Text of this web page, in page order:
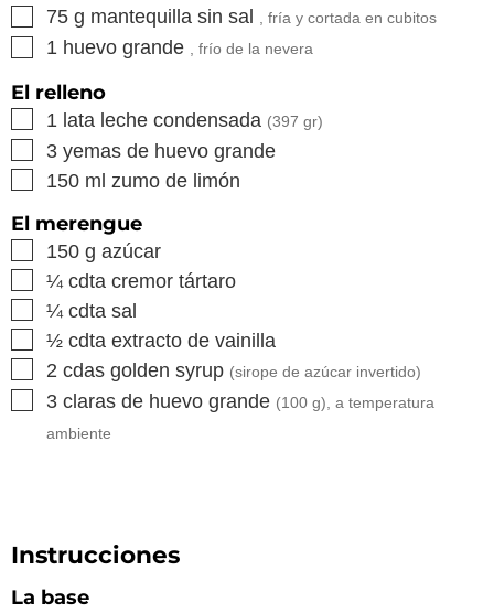
▢
75 g mantequilla sin sal , fría y cortada en cubitos
▢
1 huevo grande , frío de la nevera
El relleno
▢
1 lata leche condensada (397 gr)
▢
3 yemas de huevo grande
▢
150 ml zumo de limón
El merengue
▢
150 g azúcar
▢
¼ cdta cremor tártaro
▢
¼ cdta sal
▢
½ cdta extracto de vainilla
▢
2 cdas golden syrup (sirope de azúcar invertido)
▢
3 claras de huevo grande (100 g), a temperatura
ambiente
Instrucciones
La base